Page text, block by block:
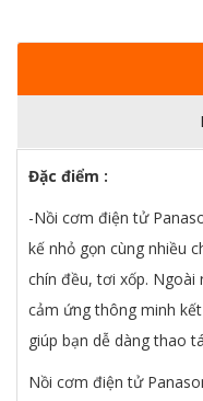
Đặc điểm :
-Nồi cơm điện tử
kế nhỏ gọn cùng nhiều
chín đều, tơi xốp. Ngoài
cảm ứng thông minh
giúp bạn dễ dàng thao
Nồi cơm điện tử